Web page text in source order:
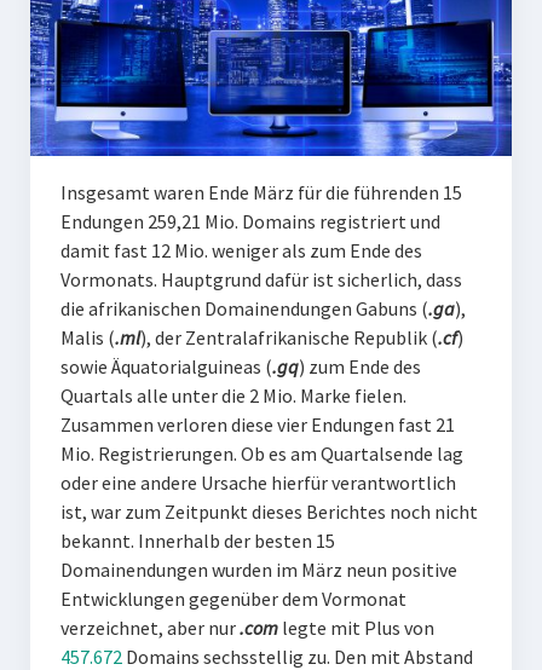
Insgesamt waren Ende März für die führenden 15
Endungen 259,21 Mio. Domains registriert und
damit fast 12 Mio. weniger als zum Ende des
Vormonats. Hauptgrund dafür ist sicherlich, dass
die afrikanischen Domainendungen Gabuns (.ga),
Malis (.ml), der Zentralafrikanische Republik (.cf)
sowie Äquatorialguineas (.gq) zum Ende des
Quartals alle unter die 2 Mio. Marke fielen.
Zusammen verloren diese vier Endungen fast 21
Mio. Registrierungen. Ob es am Quartalsende lag
oder eine andere Ursache hierfür verantwortlich
ist, war zum Zeitpunkt dieses Berichtes noch nicht
bekannt. Innerhalb der besten 15
Domainendungen wurden im März neun positive
Entwicklungen gegenüber dem Vormonat
verzeichnet, aber nur.comlegte mit Plus von
457.672 Domains sechsstellig zu. Den mit Abstand